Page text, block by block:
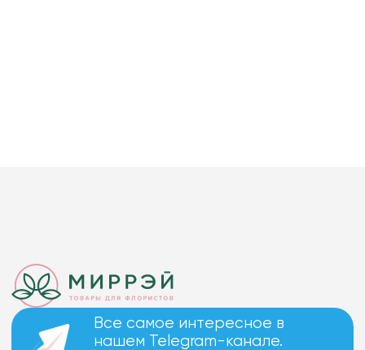
Все самое интересное в
нашем Telegram-канале.